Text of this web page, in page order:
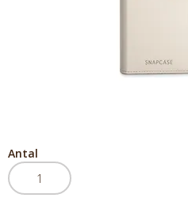
Antal